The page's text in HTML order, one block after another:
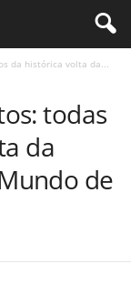
da histórica volta da...
todas
da
de